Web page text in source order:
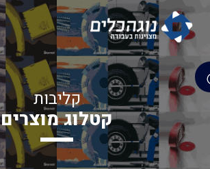
קליבות
קטלוג מוצרים